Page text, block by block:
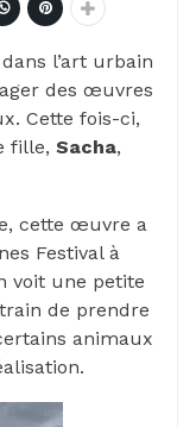
l’art urbain
des œuvres
Cette fois-ci,
fille, Sacha,
cette œuvre a
Festival à
voit une petite
de prendre
animaux